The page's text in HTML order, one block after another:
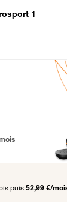
1
puis 57,99 €
puis 52,99 €/